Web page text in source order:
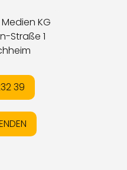
Medien KG
Straße 1
39